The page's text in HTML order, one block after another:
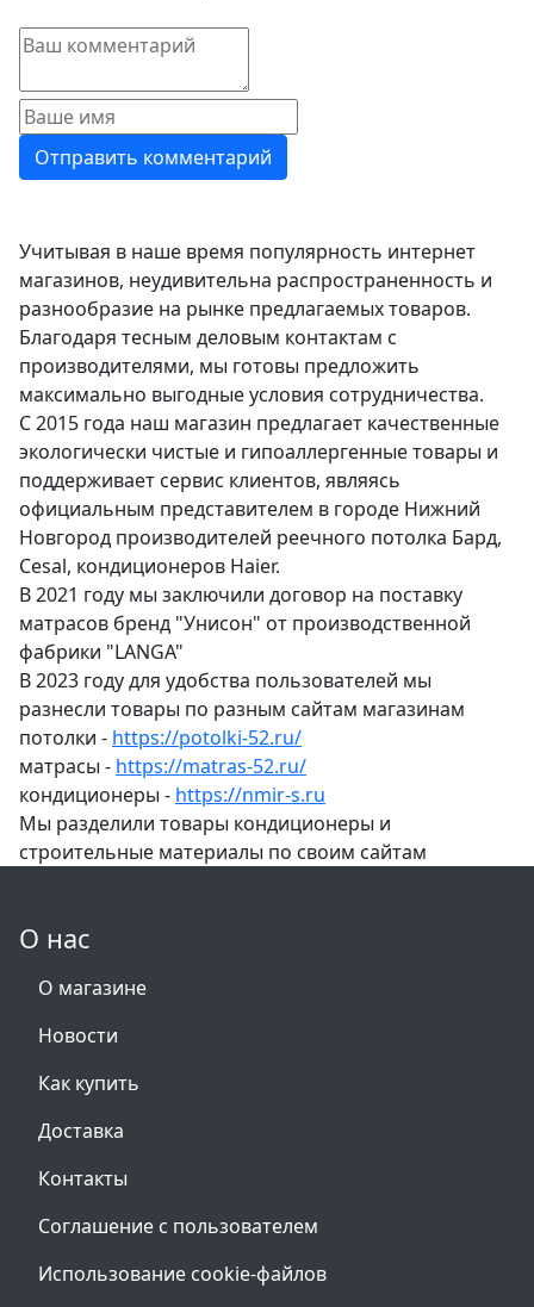
Учитывая в наше время популярность интернет
магазинов, неудивительна распространенность и
разнообразие на рынке предлагаемых товаров.
Благодаря тесным деловым контактам с
производителями, мы готовы предложить
максимально выгодные условия сотрудничества.
С 2015 года наш магазин предлагает качественные
экологически чистые и гипоаллергенные товары и
поддерживает сервис клиентов, являясь
официальным представителем в городе Нижний
Новгород производителей реечного потолка Бард,
Cesal, кондиционеров Haier.
В 2021 году мы заключили договор на поставку
матрасов бренд "Унисон" от производственной
фабрики "LANGA"
В 2023 году для удобства пользователей мы
разнесли товары по разным сайтам магазинам
потолки - https://potolki-52.ru/
матрасы - https://matras-52.ru/
кондиционеры - https://nmir-s.ru
Мы разделили товары кондиционеры и
строительные материалы по своим сайтам
О нас
О магазине
Новости
Как купить
Доставка
Контакты
Соглашение с пользователем
Использование cookie-файлов